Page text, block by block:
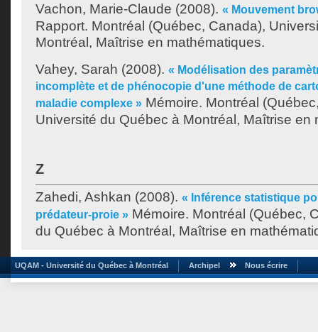
Vachon, Marie-Claude (2008). « Mouvement
Rapport. Montréal (Québec, Canada),
Montréal, Maîtrise en mathématiques.
Vahey, Sarah (2008). « Modélisation des
incomplète et de phénocopie d'une méthode de
maladie complexe » Mémoire. Montréal
Université du Québec à Montréal, Maîtrise en
Z
Zahedi, Ashkan (2008). « Inférence statistique
prédateur-proie » Mémoire. Montréal (Québec,
du Québec à Montréal, Maîtrise en
UQAM - Université du Québec à Montréal Archipel Nous écrire